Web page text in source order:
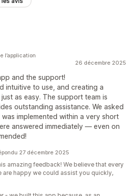
26 décembre 2025
and the support!
intuitive to use, and creating a
as easy. The support team is
outstanding assistance. We asked
implemented within a very short
answered immediately — even on
l’application
27 décembre 2025
amazing feedback! We believe that every
are happy we could assist you quickly,